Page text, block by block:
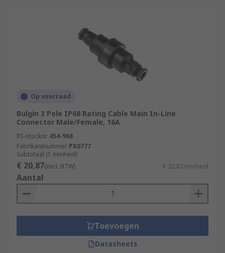
Op voorraad
Bulgin 3 Pole IP68 Rating Cable Main In-Line
Connector Male/Female, 16A
RS-stocknr. 454-968
Fabrikantnummer PX0777
Subtotaal (1 eenheid)
€ 20,87(excl. BTW) € 20,87/eenheid
Aantal
Toevoegen
Datasheets